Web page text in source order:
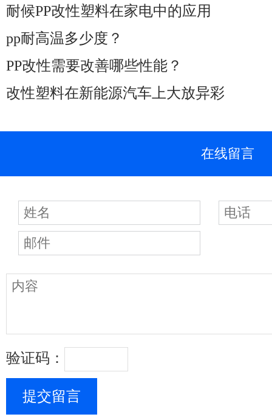
耐候PP改性塑料在家电中的应用
pp耐高温多少度？
PP改性需要改善哪些性能？
改性塑料在新能源汽车上大放异彩
在线留言
验证码：